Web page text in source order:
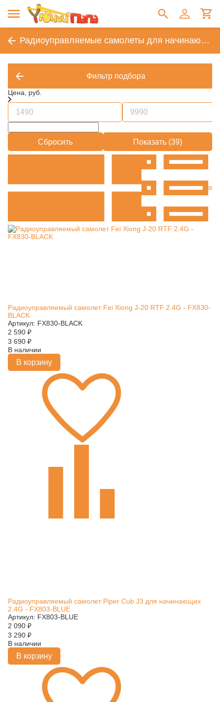
Радиоуправляемые самолеты для начинающих
Фильтр подбора
Цена, руб.
Сбросить Показать (39)
Радиоуправляемый самолет Fei Xiong J-20 RTF 2.4G - FX830-
BLACK
Артикул: FX830-BLACK
2 590 ₽
3 690 ₽
В наличии
В корзину
Радиоуправляемый самолет Piper Cub J3 для начинающих
2.4G - FX803-BLUE
Артикул: FX803-BLUE
2 090 ₽
3 290 ₽
В наличии
В корзину